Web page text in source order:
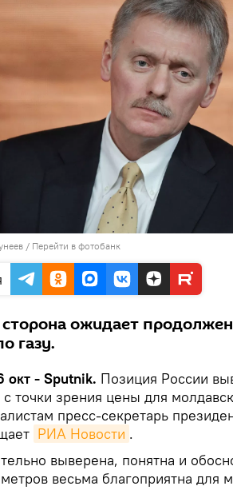
/ Перейти в фотобанк
сторона ожидает
газу.
- Sputnik. Позиция России
с точки зрения цены для
пресс-секретарь
РИА Новости .
выверена, понятна и
весьма благоприятна для